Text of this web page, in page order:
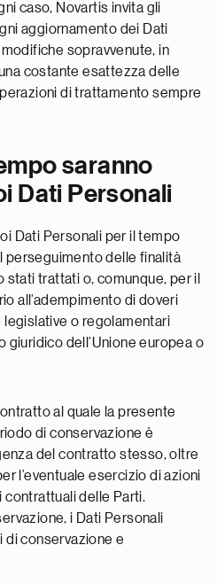
caso, Novartis invita gli
aggiornamento dei Dati
sopravvenute, in
costante esattezza delle
di trattamento sempre
saranno
Dati Personali
Dati Personali per il tempo
delle finalità
trattati o, comunque, per il
all’adempimento di doveri
o regolamentari
giuridico dell’Unione europea o
al quale la presente
di conservazione è
del contratto stesso, oltre
l’eventuale esercizio di azioni
contrattuali delle Parti.
i Dati Personali
di conservazione e